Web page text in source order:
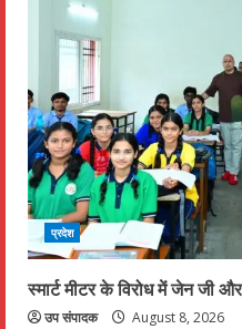
e
a
d
i
n
प्रदेश
स्मार्ट मीटर के विरोध में जेन जी
उप संपादक August 8, 2026